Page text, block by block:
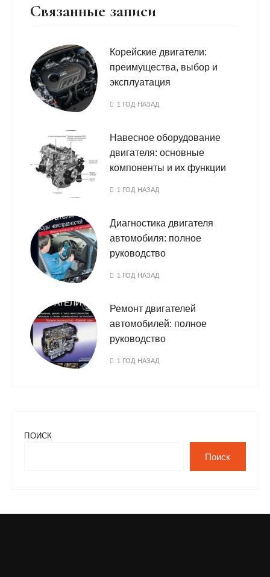
Связанные записи
Корейские двигатели:
преимущества, выбор и
эксплуатация
1 ГОД НАЗАД
Навесное оборудование
двигателя: основные
компоненты и их функции
1 ГОД НАЗАД
Диагностика двигателя
автомобиля: полное
руководство
1 ГОД НАЗАД
Ремонт двигателей
автомобилей: полное
руководство
1 ГОД НАЗАД
ПОИСК
Поиск